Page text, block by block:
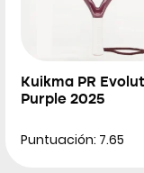
Kuikma PR
Purple 2025
Puntuación: 7.65